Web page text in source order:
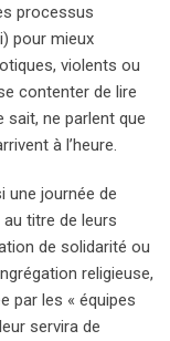
processus
pour mieux
violents ou
contenter de lire
sait, ne parlent que
à l’heure.
une journée de
titre de leurs
de solidarité ou
religieuse,
par les « équipes
servira de